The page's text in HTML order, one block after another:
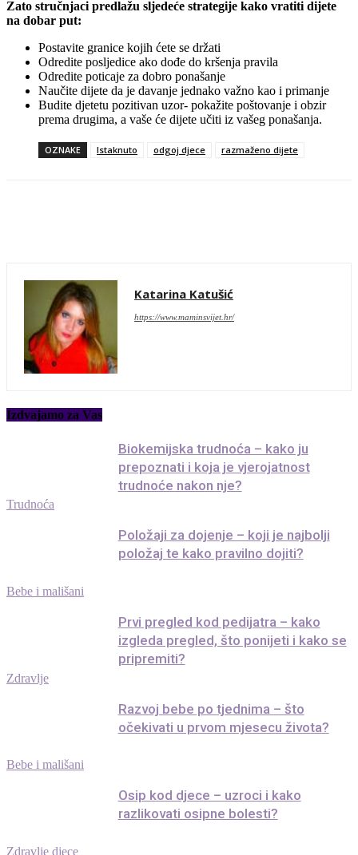
Zato stručnjaci predlažu sljedeće strategije kako vratiti dijete
na dobar put:
Postavite granice kojih ćete se držati
Odredite posljedice ako dođe do kršenja pravila
Odredite poticaje za dobro ponašanje
Naučite dijete da je davanje jednako važno kao i primanje
Budite djetetu pozitivan uzor- pokažite poštovanje i obzir
prema drugima, a vaše će dijete učiti iz vašeg ponašanja.
OZNAKE Istaknuto odgoj djece razmaženo dijete
Katarina Katušić
https://www.maminsvijet.hr/
Izdvajamo za Vas
Trudnoća
Biokemijska trudnoća – kako ju
prepoznati i koja je vjerojatnost
trudnoće nakon nje?
Bebe i mališani
Položaji za dojenje – koji je najbolji
položaj te kako pravilno dojiti?
Zdravlje
Prvi pregled kod pedijatra – kako
izgleda pregled, što ponijeti i kako se
pripremiti?
Bebe i mališani
Razvoj bebe po tjednima – što
očekivati u prvom mjesecu života?
Zdravlje djece
Osip kod djece – uzroci i kako
razlikovati osipne bolesti?